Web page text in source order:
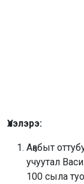
Үлэлэрэ:
Аҕабыт
учуутал
100 сыла